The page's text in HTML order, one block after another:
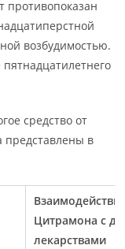
противопоказан
возбудимостью.
средство от
представлены в
Цитрамона с
лекарствами